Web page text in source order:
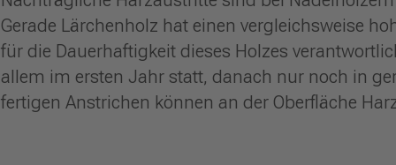
Gerade Lärchenholz hat einen vergleichsweise
für die Dauerhaftigkeit dieses Holzes
allem im ersten Jahr statt, danach nur noch in
fertigen Anstrichen können an der Oberfläche